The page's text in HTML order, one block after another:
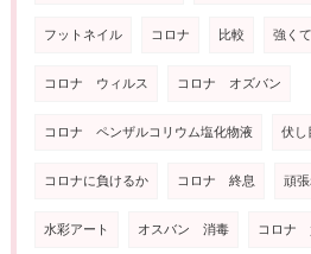
フットネイル コロナ 比較 強く
コロナ ウィルス コロナ オズバン
コロナ ペンザルコリウム塩化物液 伏し
コロナに負けるか コロナ 終息 頑
水彩アート オスバン 消毒 コロナ